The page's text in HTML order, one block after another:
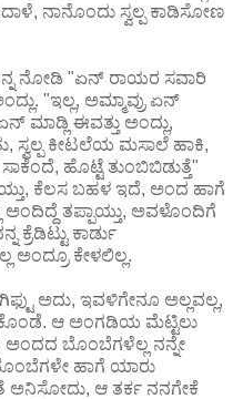
ನಾನೊಂದು ಸ್ವಲ್ಪ ಕಾಡಿಸೋಣ
ನನ್ನ ನೋಡಿ "ಏನ್ ರಾಯರ ಸವಾರಿ
"ಇಲ್ಲ, ಅಮ್ಮಾವ್ರು ಏನ್
ಮಾಡ್ಲಿ ಈವತ್ತು ಅಂದ್ಲು,
ಸ್ವಲ್ಪ ಕೀಟಲೆಯ ಮಸಾಲೆ ಹಾಕಿ,
ಹೊಟ್ಟೆ ತುಂಬಿಬಿಡುತ್ತೆ"
ಕೆಲಸ ಬಹಳ ಇದೆ, ಅಂದ ಹಾಗೆ
ಅಂದಿದ್ದೆ ತಪ್ಪಾಯ್ತು, ಅವಳೊಂದಿಗೆ
ಕ್ರೆಡಿಟ್ಟು ಕಾರ್ಡು
ಅಂದ್ರೂ ಕೇಳಲಿಲ್ಲ.
ಅದು, ಇವಳಿಗೇನೂ ಅಲ್ಲವಲ್ಲ,
ಆ ಅಂಗಡಿಯ ಮೆಟ್ಟಿಲು
ಅಂದದ ಬೊಂಬೆಗಳೆಲ್ಲ ನನ್ನೇ
ಹಾಗೆ ಯಾರು
ಅನಿಸೋದು, ಆ ತರ್ಕ ನನಗೇಕೆ